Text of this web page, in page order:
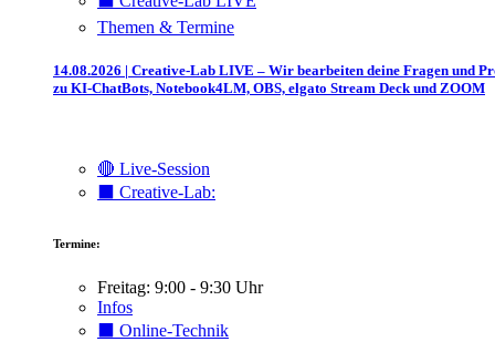
Themen & Termine
14.08.2026 | Creative-Lab LIVE – Wir bearbeiten deine Fragen und
zu KI-ChatBots, Notebook4LM, OBS, elgato Stream Deck und ZOOM
🔴 Live-Session
⬛️ Creative-Lab:
Termine:
Freitag: 9:00 - 9:30 Uhr
Infos
⬛️ Online-Technik